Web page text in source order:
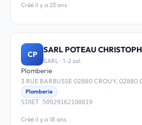
Créé il y a 23 ans
CP SARL POTEAU
SARL · 1-2 sal.
Plomberie
3 RUE BARBUSSE 02880 CROUY, 02880
Plomberie
SIRET 50929162100019
Créé il y a 18 ans